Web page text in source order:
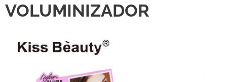
VOLUMINIZADOR